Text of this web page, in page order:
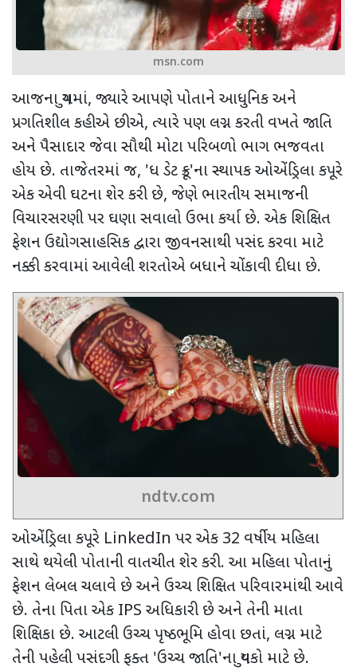
msn.com
આજના યુગમાં, જ્યારે આપણે પોતાને આધુનિક અને
પ્રગતિશીલ કહીએ છીએ, ત્યારે પણ લગ્ન કરતી વખતે જાતિ
અને પૈસાદાર જેવા સૌથી મોટા પરિબળો ભાગ ભજવતા
હોય છે. તાજેતરમાં જ, 'ધ ડેટ ક્રૂ'ના સ્થાપક ઓએંડ્રિલા કપૂરે
એક એવી ઘટના શેર કરી છે, જેણે ભારતીય સમાજની
વિચારસરણી પર ઘણા સવાલો ઉભા કર્યા છે. એક શિક્ષિત
ફેશન ઉદ્યોગસાહસિક દ્વારા જીવનસાથી પસંદ કરવા માટે
નક્કી કરવામાં આવેલી શરતોએ બધાને ચોંકાવી દીધા છે.
ndtv.com
ઓએંડ્રિલા કપૂરે LinkedIn પર એક 32 વર્ષીય મહિલા
સાથે થયેલી પોતાની વાતચીત શેર કરી. આ મહિલા પોતાનું
ફેશન લેબલ ચલાવે છે અને ઉચ્ચ શિક્ષિત પરિવારમાંથી આવે
છે. તેના પિતા એક IPS અધિકારી છે અને તેની માતા
શિક્ષિકા છે. આટલી ઉચ્ચ પૃષ્ઠભૂમિ હોવા છતાં, લગ્ન માટે
તેની પહેલી પસંદગી ફક્ત 'ઉચ્ચ જાતિ'ના યુવકો માટે છે.